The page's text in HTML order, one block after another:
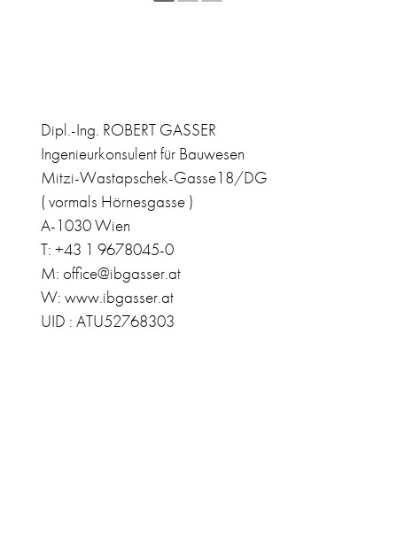
Dipl.-Ing. ROBERT GASSER
Ingenieurkonsulent für Bauwesen
Mitzi-Wastapschek-Gasse18/DG
( vormals Hörnesgasse )
A-1030 Wien
T: +43 1 9678045-0
M: office@ibgasser.at
W: www.ibgasser.at
UID : ATU52768303